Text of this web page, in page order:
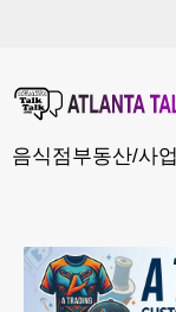
음식점부동산/사